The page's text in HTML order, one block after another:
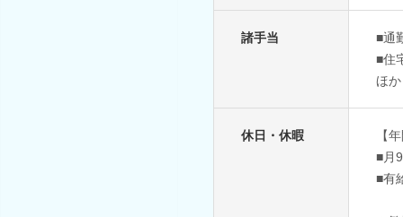
諸手当
■通
■住
ほか
休日・休暇
【
■月
■有